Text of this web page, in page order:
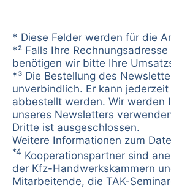
* Diese Felder werden für die
*² Falls Ihre
benötigen wir bitte Ihre
*³ Die Bestellung des
unverbindlich. Er kann
abbestellt werden. Wir werden
unseres Newsletters
Dritte ist ausgeschlossen.
Weitere Informationen zum
*4 Kooperationspartner sind
der Kfz-Handwerkskammern
Mitarbeitende, die TAK-